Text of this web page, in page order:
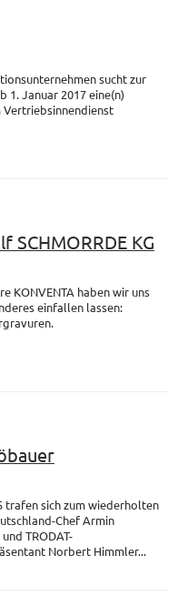
sucht zur
1. Januar 2017 eine(n)
SCHMORRDE KG
KONVENTA haben wir uns
einfallen lassen:
trafen sich zum wiederholten
Chef Armin
TRODAT-
Norbert Himmler...